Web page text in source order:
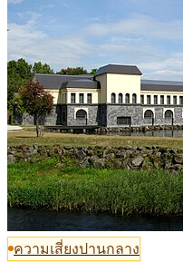
ความเสี่ยงปานกลาง